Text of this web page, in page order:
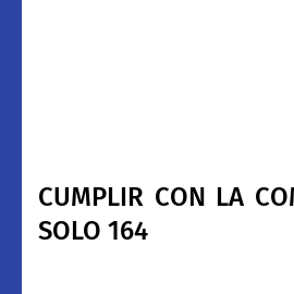
CUMPLIR CON LA
SOLO 164